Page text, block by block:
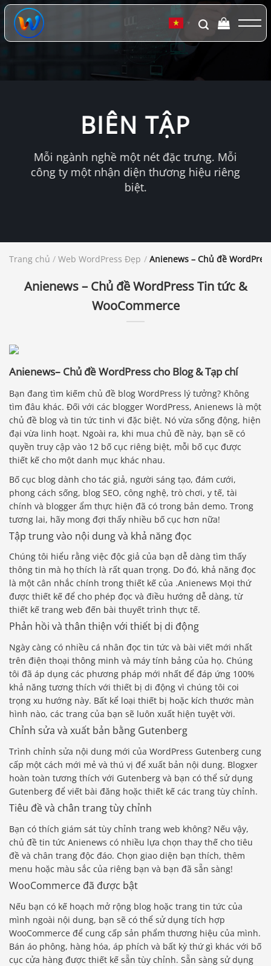
Chuyển
đến
dung
▼
BIÊN TẬP
Mỗi ngành nghề một nét đặc trưng. Mỗi
công ty một nhận diện thương hiệu riêng
biệt.
Trang chủ / Web WordPress Đẹp / Anienews – Chủ đề
Anienews – Chủ đề WordPress Tin tức &
WooCommerce
Anienews– Chủ đề WordPress cho Blog & Tạp chí
Bạn đang tìm kiếm chủ đề blog WordPress lý tưởng? Không
tìm đâu khác. Đối với các blogger WordPress, Anienews là một
chủ đề blog và tin tức tinh vi đặc biệt. Nó vừa sống động, hiện
đại vừa linh hoạt. Ngoài ra, khi mua chủ đề này, bạn sẽ có
quyền truy cập vào 12 bố cục riêng biệt, mỗi bố cục được
thiết kế cho một danh mục khác nhau.
Bố cục blog dành cho tác giả, người sáng tạo, đám cưới,
phong cách sống, blog SEO, công nghệ, trò chơi, y tế, tài
chính và blogger ẩm thực hiện đã có trong bản demo. Trong
tương lai, hãy mong đợi thấy nhiều bố cục hơn nữa!
Tập trung vào nội dung và khả năng đọc
Chúng tôi hiểu rằng việc độc giả của bạn dễ dàng tìm thấy
thông tin mà họ thích là rất quan trọng. Do đó, khả năng đọc
là một cân nhắc chính trong thiết kế của .Anienews Mọi thứ
được thiết kế để cho phép đọc và điều hướng dễ dàng, từ
thiết kế trang web đến bài thuyết trình thực tế.
Phản hồi và thân thiện với thiết bị di động
Ngày càng có nhiều cá nhân đọc tin tức và bài viết mới nhất
trên điện thoại thông minh và máy tính bảng của họ. Chúng
tôi đã áp dụng các phương pháp mới nhất để đáp ứng 100%
khả năng tương thích với thiết bị di động vì chúng tôi coi
trọng xu hướng này. Bất kể loại thiết bị hoặc kích thước màn
hình nào, các trang của bạn sẽ luôn xuất hiện tuyệt vời.
Chỉnh sửa và xuất bản bằng Gutenberg
Trình chỉnh sửa nội dung mới của WordPress Gutenberg cung
cấp một cách mới mẻ và thú vị để xuất bản nội dung. Blogxer
hoàn toàn tương thích với Gutenberg và bạn có thể sử dụng
Gutenberg để viết bài đăng hoặc thiết kế các trang tùy chỉnh.
Tiêu đề và chân trang tùy chỉnh
Bạn có thích giám sát tùy chỉnh trang web không? Nếu vậy,
chủ đề tin tức Anienews có nhiều lựa chọn thay thế cho tiêu
đề và chân trang độc đáo. Chọn giao diện bạn thích, thêm
menu hoặc màu sắc của riêng bạn và bạn đã sẵn sàng!
WooCommerce đã được bật
Nếu bạn có kế hoạch mở rộng blog hoặc trang tin tức của
mình ngoài nội dung, bạn sẽ có thể sử dụng tích hợp
WooCommerce để cung cấp sản phẩm thương hiệu của mình.
Bán áo phông, hàng hóa, áp phích và bất kỳ thứ gì khác với bố
cục cửa hàng được thiết kế sẵn tùy chỉnh. Sẵn sàng sử dụng